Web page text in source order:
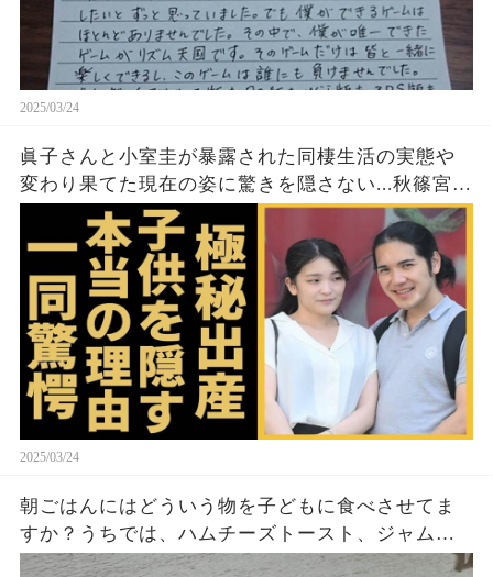
2025/03/24
眞子さんと小室圭が暴露された同棲生活の実態や
変わり果てた現在の姿に驚きを隠さない...秋篠宮家
の長女がアメリカで極秘出産の真相や暴露された
ヤバいO癖に言葉を失う...
2025/03/24
朝ごはんにはどういう物を子どもに食べさせてま
すか？うちでは、ハムチーズトースト、ジャムト
ースト、ピーナッツバタートーストをよく作りま